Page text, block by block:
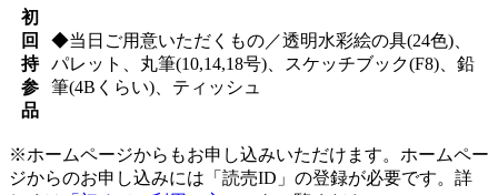
初
回
持
参
品
◆当日ご用意いただくもの／透明水彩絵の具(24色)、
パレット、丸筆(10,14,18号)、スケッチブック(F8)、鉛
筆(4Bくらい)、ティッシュ
※ホームページからもお申し込みいただけます。ホームペー
ジからのお申し込みには「読売ID」の登録が必要です。詳